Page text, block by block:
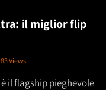
il miglior flip
83Views
il flagship pieghevole